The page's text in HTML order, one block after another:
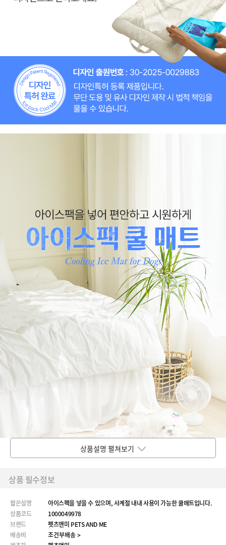
상품설명 펼쳐보기
상품 필수정보
짧은설명
아이스팩을 넣을 수 있으며, 사계절 내내 사용이 가능한 쿨매트입니다.
상품코드
1000049978
브랜드
펫츠앤미 PETS AND ME
배송비
조건부배송 >